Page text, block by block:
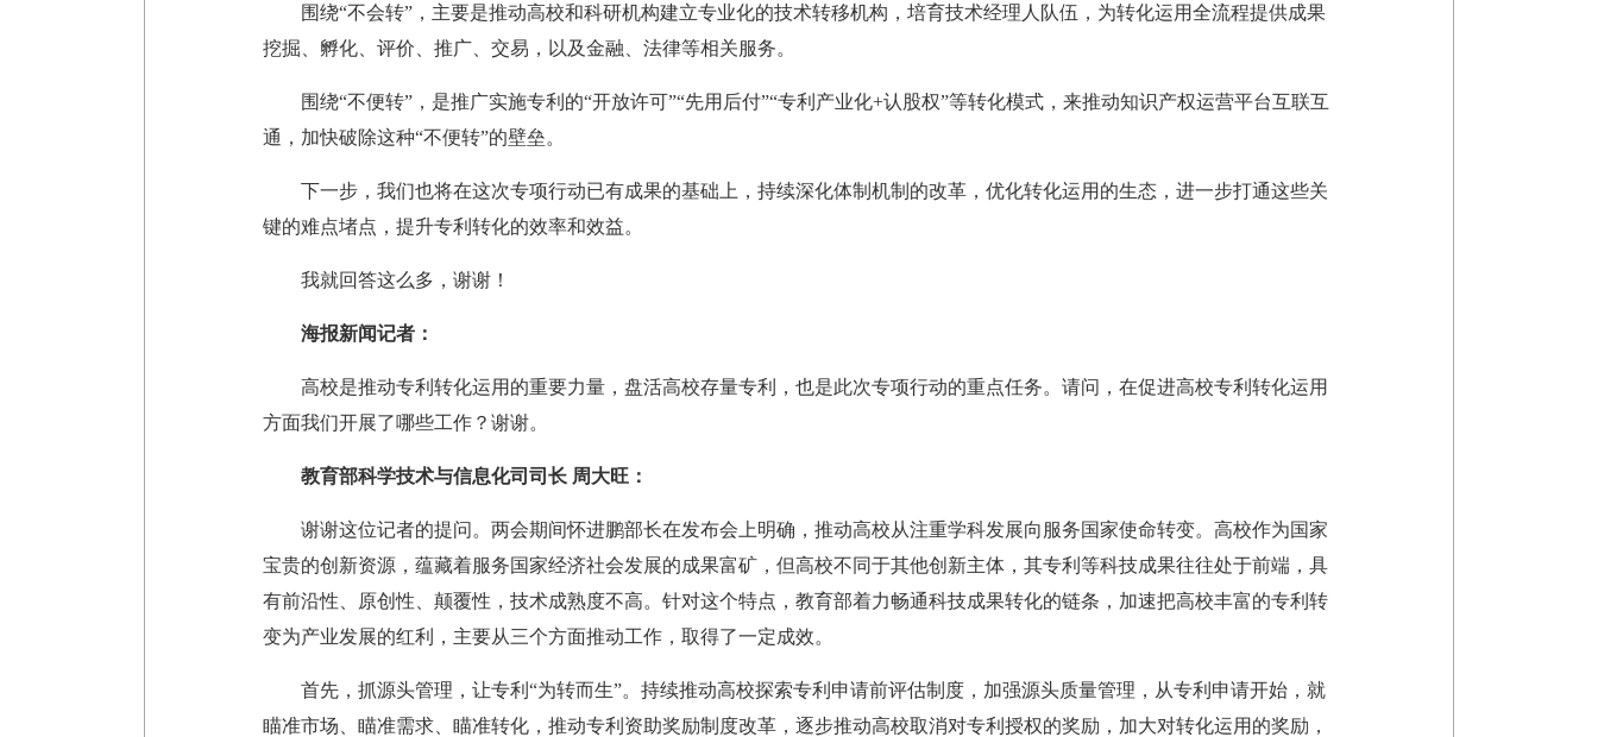
围绕“不会转”，主要是推动高校和科研机构建立专业化的技术转移机构，培育技术经理人队伍，为转化运用全流程提供成果
挖掘、孵化、评价、推广、交易，以及金融、法律等相关服务。
围绕“不便转”，是推广实施专利的“开放许可”“先用后付”“专利产业化+认股权”等转化模式，来推动知识产权运营平台互联互
通，加快破除这种“不便转”的壁垒。
下一步，我们也将在这次专项行动已有成果的基础上，持续深化体制机制的改革，优化转化运用的生态，进一步打通这些关
键的难点堵点，提升专利转化的效率和效益。
我就回答这么多，谢谢！
海报新闻记者：
高校是推动专利转化运用的重要力量，盘活高校存量专利，也是此次专项行动的重点任务。请问，在促进高校专利转化运用
方面我们开展了哪些工作？谢谢。
教育部科学技术与信息化司司长 周大旺：
谢谢这位记者的提问。两会期间怀进鹏部长在发布会上明确，推动高校从注重学科发展向服务国家使命转变。高校作为国家
宝贵的创新资源，蕴藏着服务国家经济社会发展的成果富矿，但高校不同于其他创新主体，其专利等科技成果往往处于前端，具
有前沿性、原创性、颠覆性，技术成熟度不高。针对这个特点，教育部着力畅通科技成果转化的链条，加速把高校丰富的专利转
变为产业发展的红利，主要从三个方面推动工作，取得了一定成效。
首先，抓源头管理，让专利“为转而生”。持续推动高校探索专利申请前评估制度，加强源头质量管理，从专利申请开始，就
瞄准市场、瞄准需求、瞄准转化，推动专利资助奖励制度改革，逐步推动高校取消对专利授权的奖励，加大对转化运用的奖励，